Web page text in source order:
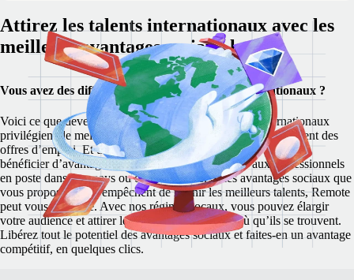
Attirez les talents internationaux avec les
meilleurs avantages sociaux locaux
Vous avez des difficultés à attirer des talents internationaux ?
Voici ce que devez savoir : 60 % des collaborateurs internationaux
privilégient de meilleurs avantages sociaux lorsqu’ils choisissent des
offres d’emploi. Et une proportion énorme de 67 % s’attend à
bénéficier d’avantages à la hauteur de ceux offerts aux professionnels
en poste dans leur pays ou dans leur ville. Si les avantages sociaux que
vous proposez vous empêchent de retenir les meilleurs talents, Remote
peut vous être utile. Avec nos régimes locaux, vous pouvez élargir
votre audience et attirer les meilleurs candidats, où qu’ils se trouvent.
Libérez tout le potentiel des avantages sociaux et faites-en un avantage
compétitif, en quelques clics.